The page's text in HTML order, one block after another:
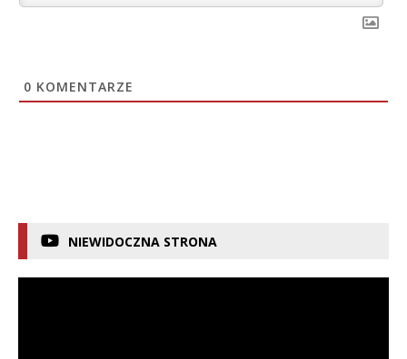
0 KOMENTARZE
NIEWIDOCZNA STRONA